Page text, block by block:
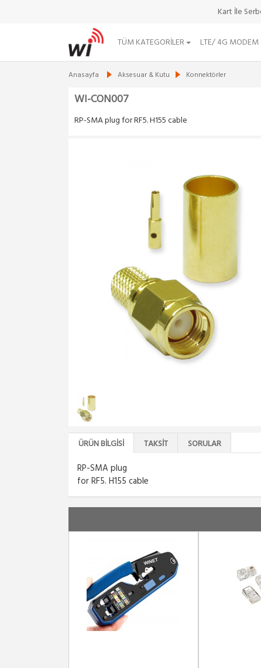
Kart İle
TÜM KATEGORILER LTE/ 4G MODEM
Anasayfa Aksesuar & Kutu Konnektörler
WI-CON007
RP-SMA plug for RF5. H155 cable
ÜRÜN BILGISI TAKSIT SORULAR
RP-SMA plug
for RF5. H155 cable